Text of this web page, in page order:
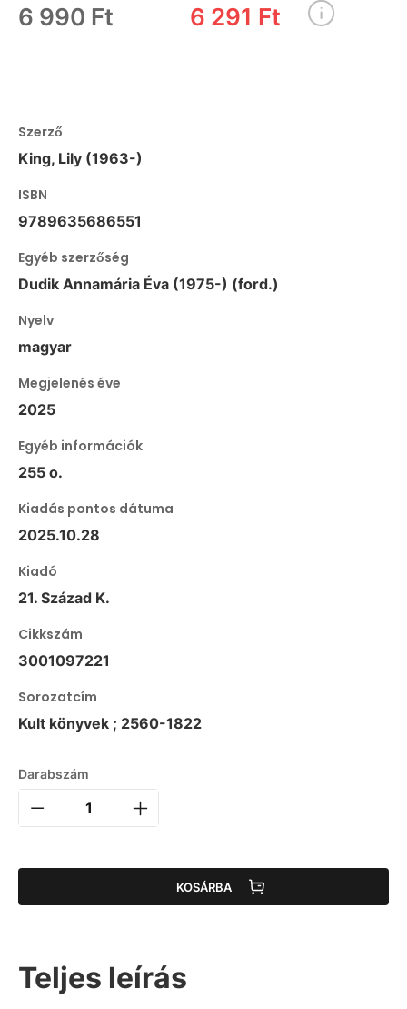
6 990 Ft 6 291 Ft
Szerző
King, Lily (1963-)
ISBN
9789635686551
Egyéb szerzőség
Dudik Annamária Éva (1975-) (ford.)
Nyelv
magyar
Megjelenés éve
2025
Egyéb információk
255 o.
Kiadás pontos dátuma
2025.10.28
Kiadó
21. Század K.
Cikkszám
3001097221
Sorozatcím
Kult könyvek ; 2560-1822
Darabszám
KOSÁRBA
Teljes leírás